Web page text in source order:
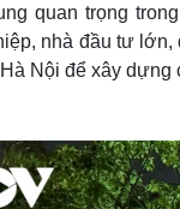
quan trọng
nhà đầu tư
Nội để xây dựng